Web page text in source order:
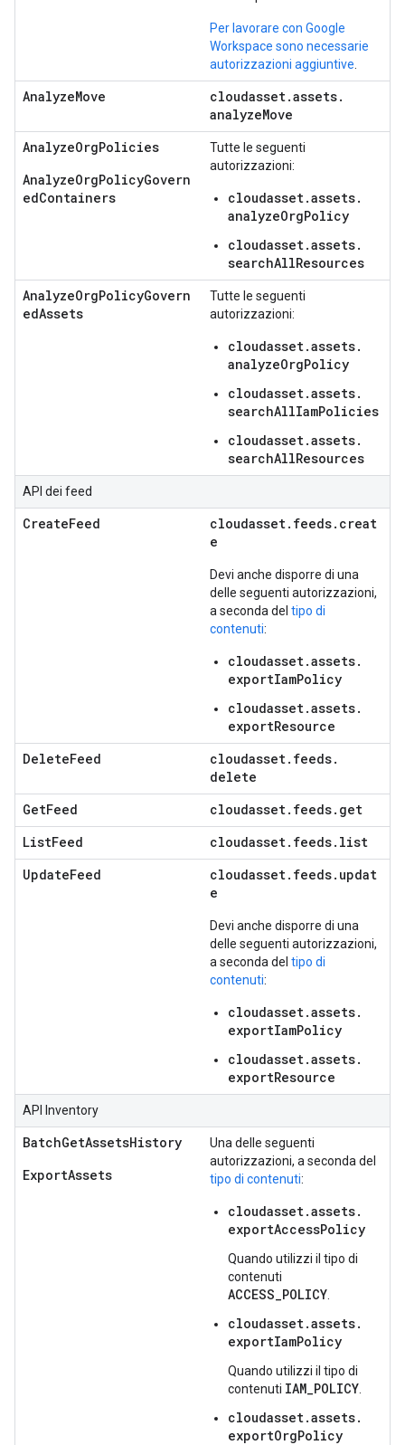
Per lavorare con Google
Workspace sono necessarie
autorizzazioni aggiuntive
AnalyzeMove cloudasset.assets.
analyzeMove
AnalyzeOrgPolicies
AnalyzeOrgPolicyGovern
edContainers
Tutte le seguenti
autorizzazioni:
cloudasset.assets.
analyzeOrgPolicy
cloudasset.assets.
searchAllResources
AnalyzeOrgPolicyGovern
edAssets
Tutte le seguenti
autorizzazioni:
cloudasset.assets.
analyzeOrgPolicy
cloudasset.assets.
searchAllIamPolicies
cloudasset.assets.
searchAllResources
API dei feed
CreateFeed
cloudasset.feeds.creat
e
Devi anche disporre di una
delle seguenti autorizzazioni,
a seconda del tipo di
contenuti:
cloudasset.assets.
exportIamPolicy
cloudasset.assets.
exportResource
DeleteFeed
cloudasset. feeds.
delete
GetFeed
cloudasset. feeds. get
ListFeed
cloudasset. feeds. list
UpdateFeed
cloudasset.feeds.updat
e
Devi anche disporre di una
delle seguenti autorizzazioni,
a seconda del tipo di
contenuti:
cloudasset.assets.
exportIamPolicy
cloudasset.assets.
exportResource
API Inventory
BatchGetAssetsHistory
ExportAssets
Una delle seguenti
autorizzazioni, a seconda del
tipo di contenuti:
cloudasset.assets.
exportAccessPolicy
Quando utilizzi il tipo di
contenuti
ACCESS_POLICY
cloudasset.assets.
exportIamPolicy
Quando utilizzi il tipo di
contenuti IAM_POLICY
cloudasset.assets.
exportOrgPolicy